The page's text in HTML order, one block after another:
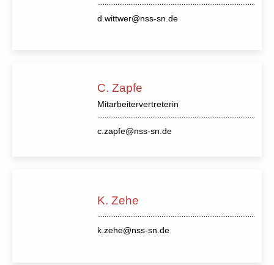
d.wittwer@nss-sn.de
C. Zapfe
Mitarbeitervertreterin
c.zapfe@nss-sn.de
K. Zehe
k.zehe@nss-sn.de